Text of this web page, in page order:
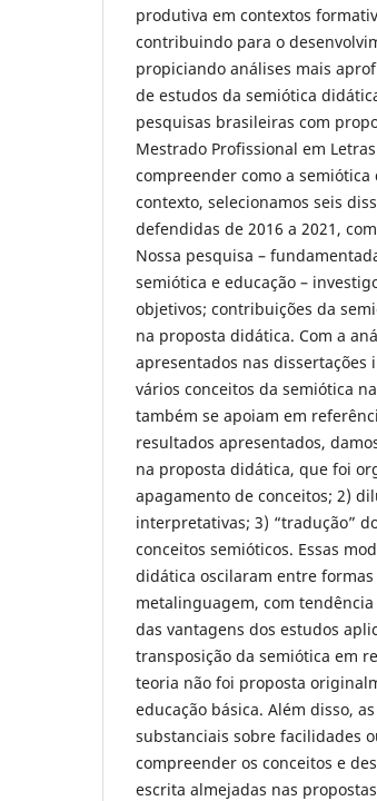
produtiva em contextos
contribuindo para o
propiciando análises mais
de estudos da semiótica
pesquisas brasileiras com
Mestrado Profissional em Letras
compreender como a
contexto, selecionamos seis
defendidas de 2016 a 2021,
Nossa pesquisa –
semiótica e educação –
objetivos; contribuições da
na proposta didática. Com a
apresentados nas
vários conceitos da semiótica
também se apoiam em
resultados apresentados,
na proposta didática, que foi
apagamento de conceitos; 2)
interpretativas; 3) “tradução”
conceitos semióticos. Essas
didática oscilaram entre
metalinguagem, com
das vantagens dos estudos
transposição da semiótica em
teoria não foi proposta
educação básica. Além disso,
substanciais sobre facilidades
compreender os conceitos e
escrita almejadas nas